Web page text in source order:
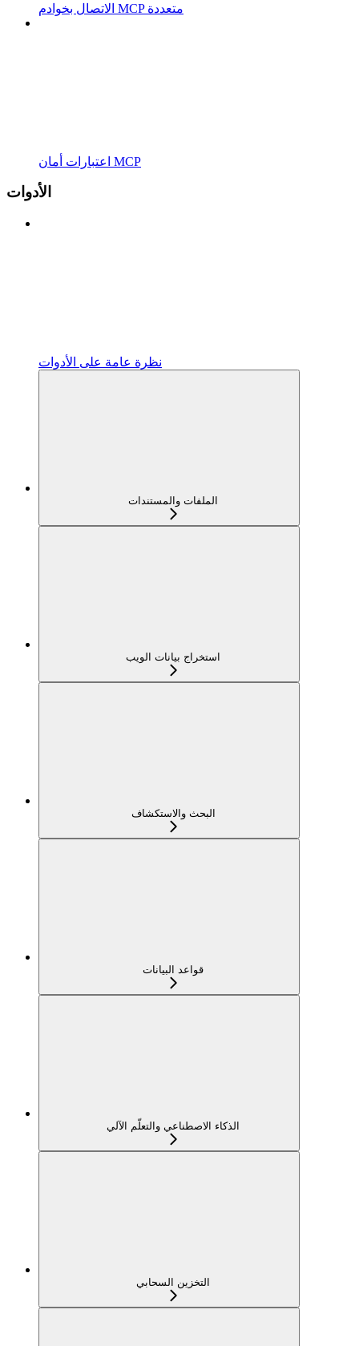
الاتصال بخوادم MCP متعددة
اعتبارات أمان MCP
الأدوات
نظرة عامة على الأدوات
الملفات والمستندات
استخراج بيانات الويب
البحث والاستكشاف
قواعد البيانات
الذكاء الاصطناعي والتعلّم الآلي
التخزين السحابي